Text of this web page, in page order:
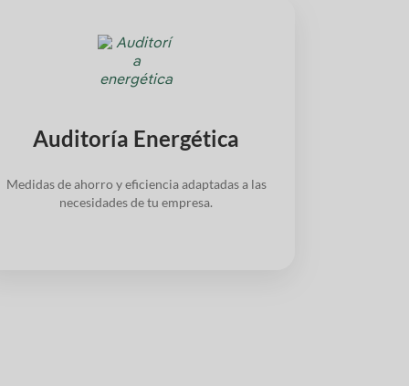
Auditoría Energética
Medidas de ahorro y eficiencia adaptadas a las
necesidades de tu empresa.